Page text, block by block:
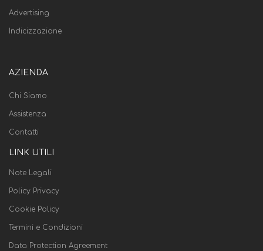
Advertising
Indicizzazione
AZIENDA
Chi Siamo
Assistenza
Contatti
LINK UTILI
Note Legali
Policy Privacy
Cookie Policy
Termini e Condizioni
Data Protection Agreement